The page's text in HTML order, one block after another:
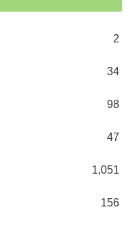
2
34
98
47
1,051
156